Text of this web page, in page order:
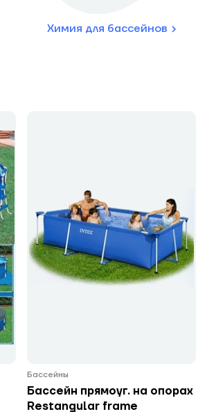
Химия для бассейнов
Бассейны
Бассейн прямоуг. на опорах
Restangular frame